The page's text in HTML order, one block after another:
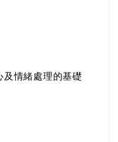
及情緒處理的基礎